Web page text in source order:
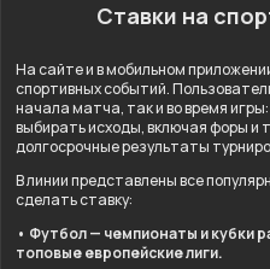
Ставки на
На сайте и в мобильном
спортивных событий.
начала матча, так и во время
выбирать исходы, включая форы и
долгосрочные результаты
В линии представлены все
сделать ставку:
• Футбол — чемпионаты и кубки
топовые европейские лиги.